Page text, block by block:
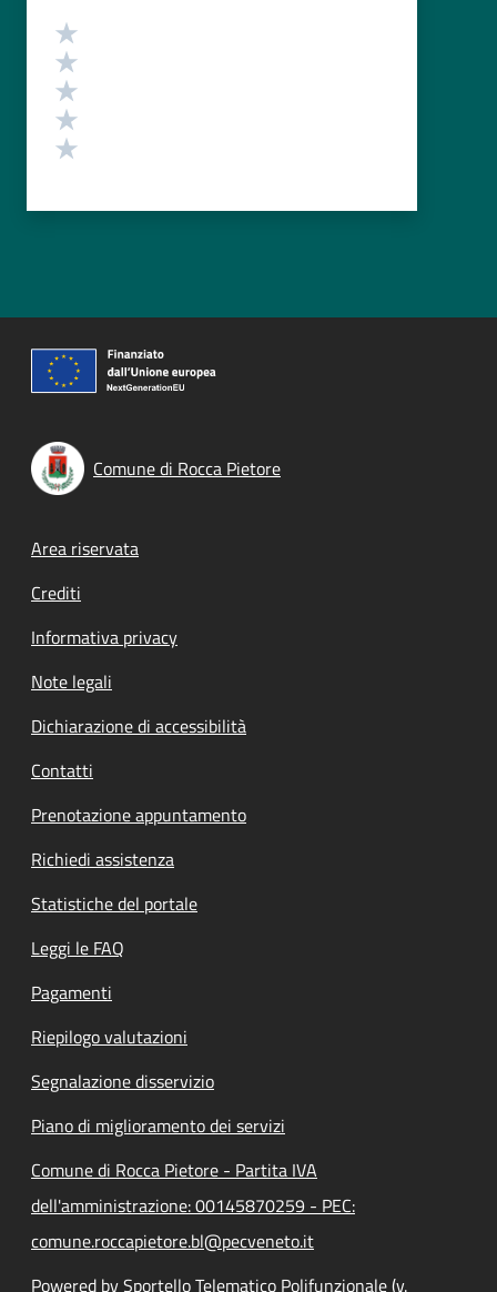
Valutazione
Comune di Rocca Pietore
Footer menu
Area riservata
Crediti
Informativa privacy
Note legali
Dichiarazione di accessibilità
Contatti
Prenotazione appuntamento
Richiedi assistenza
Statistiche del portale
Leggi le FAQ
Pagamenti
Riepilogo valutazioni
Segnalazione disservizio
Piano di miglioramento dei servizi
Comune di Rocca Pietore - Partita IVA
dell'amministrazione: 00145870259 - PEC:
comune.roccapietore.bl@pecveneto.it
Powered by Sportello Telematico Polifunzionale (v.